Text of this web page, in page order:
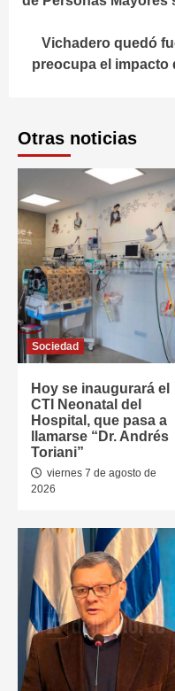
Vichadero quedó
preocupa el impacto
Otras noticias
Sociedad
Hoy se inaugurará el
CTI Neonatal del
Hospital, que pasa a
llamarse “Dr. Andrés
Toriani”
viernes 7 de agosto de
2026